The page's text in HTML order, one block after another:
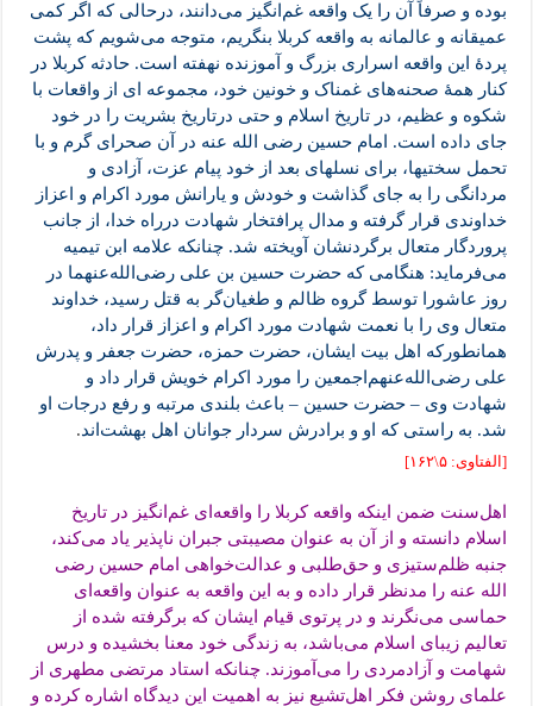
بوده و صرفاً آن را یک واقعه غم‌انگیز می‌دانند، درحالی که اگر کمی
عمیقانه و عالمانه به واقعه کربلا بنگریم، متوجه می‌شویم که پشت
پردۀ این واقعه اسراری بزرگ و آموزنده نهفته است. حادثه کربلا در
کنار همۀ صحنه‌های غمناک و خونین خود، مجموعه ای از واقعات با
شکوه و عظیم، در تاریخ اسلام و حتی درتاریخ بشریت را در خود
جای داده است. امام حسین رضی الله عنه در آن صحرای گرم و با
تحمل سختیها، برای نسلهای بعد از خود پیام عزت، آزادی و
مردانگی را به جای گذاشت و خودش و یارانش مورد اکرام و اعزاز
خداوندی قرار گرفته و مدال پرافتخار شهادت درراه خدا، از جانب
پروردگار متعال برگردنشان آویخته شد. چنانکه علامه ابن تیمیه
می‌فرماید: هنگامی که حضرت حسین بن علی رضی‌الله‌عنهما در
روز عاشورا توسط گروه ظالم و طغیان‌گر به قتل رسید، خداوند
متعال وی را با نعمت شهادت مورد اکرام و اعزاز قرار داد،
همانطورکه اهل بیت ایشان، حضرت حمزه، حضرت جعفر و پدرش
علی رضی‌الله‌عنهم‌اجمعین را مورد اکرام خویش قرار داد و
شهادت وی – حضرت حسین – باعث بلندی مرتبه و رفع درجات او
شد. به راستی که او و برادرش سردار جوانان اهل بهشت‌اند.
[الفتاوی: ۵\۱۶۲]
اهل‌سنت ضمن اینکه واقعه کربلا را واقعه‌ای غم‌انگیز در تاریخ
اسلام دانسته و از آن به عنوان مصیبتی جبران ناپذیر یاد می‌کند،
جنبه ظلم‌ستیزی و حق‌طلبی و عدالت‌خواهی امام حسین رضی
الله عنه را مدنظر قرار داده و به این واقعه به عنوان واقعه‌ای
حماسی می‌نگرند و در پرتوی قیام ایشان که برگرفته شده از
تعالیم زیبای اسلام می‌باشد، به زندگی خود معنا بخشیده و درس
شهامت و آزادمردی را می‌آموزند. چنانکه استاد مرتضی مطهری از
علمای روشن فکر اهل‌تشیع نیز به اهمیت این دیدگاه اشاره کرده و